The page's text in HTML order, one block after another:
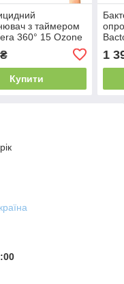
з таймером
360° 15 Ozone
Купити
1